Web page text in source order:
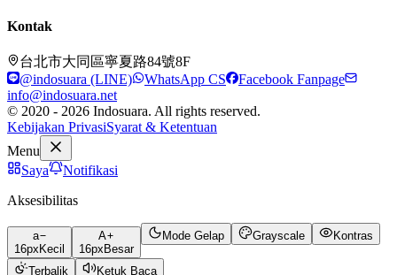
Kontak
台北市大同區寧夏路84號8F
@indosuara (LINE)
WhatsApp CS
Facebook Fanpage
info@indosuara.net
© 2020 - 2026 Indosuara. All rights reserved.
Kebijakan PrivasiSyarat & Ketentuan
Menu
Saya
Notifikasi
Aksesibilitas
a
16px Kecil
A
16px Besar
Mode Gelap Grayscale Kontras
Terbalik Ketuk Baca